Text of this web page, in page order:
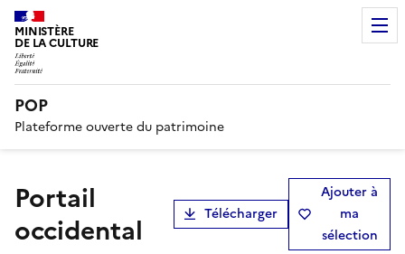
MINISTÈRE
DE LA CULTURE
POP
Plateforme ouverte du patrimoine
Portail
occidental
Télécharger
Ajouter à
ma
sélection